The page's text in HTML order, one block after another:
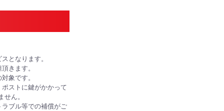
となります。
きます。
象です。
ストに鍵がかかって
ん。
ブル等での補償がご